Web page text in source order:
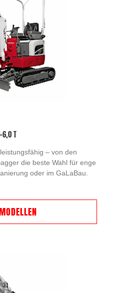
T
­­– von den
die beste Wahl für enge
oder im GaLaBau.